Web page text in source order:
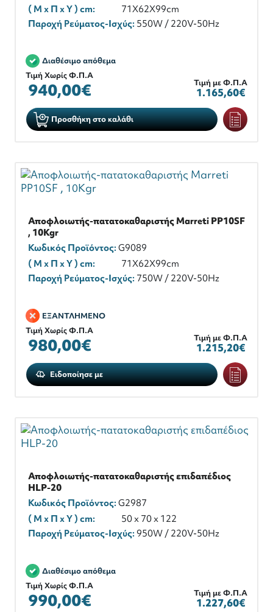
( M x Π x Y ) cm:
71X62X99cm
Παροχή Ρεύματος-Ισχύς: 550W / 220V-50Hz
Διαθέσιμο απόθεμα
Τιμή Χωρίς Φ.Π.Α
940,00€ Τιμή με Φ.Π.Α
1.165,60€
Προσθήκη στο καλάθι
Αποφλοιωτής-πατατοκαθαριστής Marreti PP10SF
, 10Kgr
Κωδικός Προϊόντος:G9089
( M x Π x Y ) cm:
71X62X99cm
Παροχή Ρεύματος-Ισχύς: 750W / 220V-50Hz
ΕΞΑΝΤΛΗΜΕΝΟ
Τιμή Χωρίς Φ.Π.Α
980,00€ Τιμή με Φ.Π.Α
1.215,20€
Ειδοποίησε με
Αποφλοιωτής-πατατοκαθαριστής επιδαπέδιος
HLP-20
Κωδικός Προϊόντος:G2987
( M x Π x Y ) cm:
50 x 70 x 122
Παροχή Ρεύματος-Ισχύς: 950W / 220V-50Hz
Διαθέσιμο απόθεμα
Τιμή Χωρίς Φ.Π.Α
990,00€ Τιμή με Φ.Π.Α
1.227,60€